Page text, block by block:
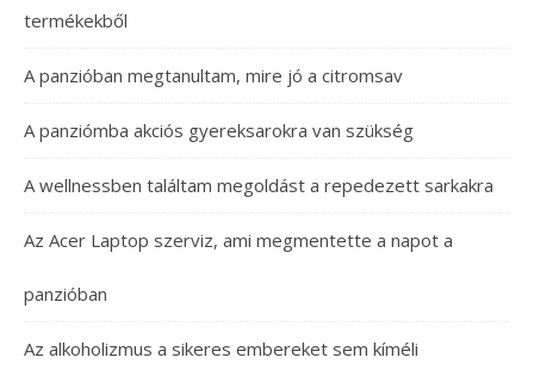
termékekből
A panzióban megtanultam, mire jó a citromsav
A panziómba akciós gyereksarokra van szükség
A wellnessben találtam megoldást a repedezett sarkakra
Az Acer Laptop szerviz, ami megmentette a napot a
panzióban
Az alkoholizmus a sikeres embereket sem kíméli